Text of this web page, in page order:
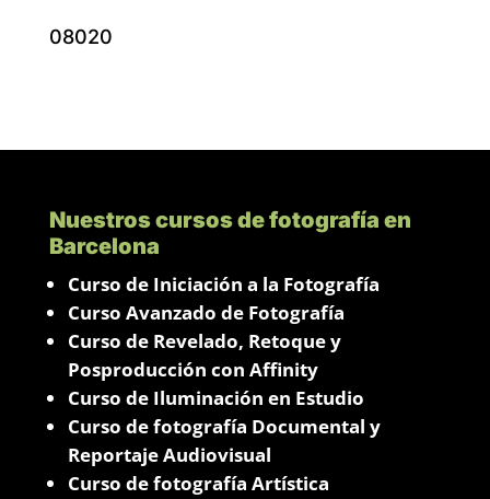
08020
Nuestros cursos de fotografía en
Barcelona
Curso de Iniciación a la Fotografía
Curso Avanzado de Fotografía
Curso de Revelado, Retoque y
Posproducción con Affinity
Curso de Iluminación en Estudio
Curso de fotografía Documental y
Reportaje Audiovisual
Curso de fotografía Artística